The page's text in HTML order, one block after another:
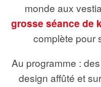
monde aux
grosse séance de
complète pour
Au programme :
design affûté et